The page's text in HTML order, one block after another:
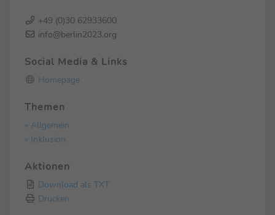
+49 (0)30 62933600
info@berlin2023.org
Social Media & Links
Homepage
Themen
» Allgemein
» Inklusion
Aktionen
Download als TXT
Drucken